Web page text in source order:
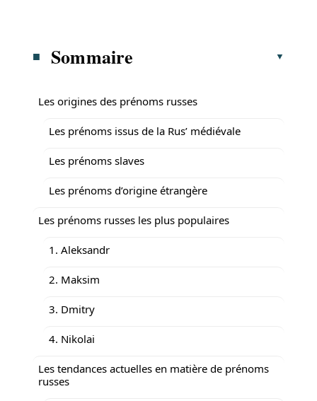
Sommaire
Les origines des prénoms russes
Les prénoms issus de la Rus’ médiévale
Les prénoms slaves
Les prénoms d’origine étrangère
Les prénoms russes les plus populaires
1. Aleksandr
2. Maksim
3. Dmitry
4. Nikolai
Les tendances actuelles en matière de prénoms
russes